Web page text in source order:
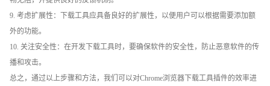
9. 考虑扩展性：下载工具应具备良好的扩展性，以便用户可以根据需要添加额
外的功能。
10. 关注安全性：在开发下载工具时，要确保软件的安全性，防止恶意软件的传
播和攻击。
总之，通过以上步骤和方法，我们可以对Chrome浏览器下载工具插件的效率进